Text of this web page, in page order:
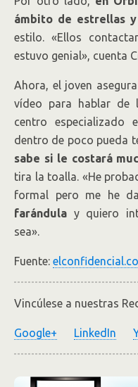
ámbito de estrellas
estilo. «Ellos
estuvo genial», cuenta
Ahora, el joven
vídeo para hablar de
centro especializado
dentro de poco pueda
sabe si le costará
tira la toalla. «He
formal pero me he
farándula y quiero
sea».
Fuente:
Vincúlese a nuestras
Google+ LinkedIn